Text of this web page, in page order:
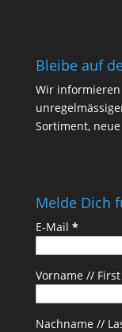
Bleibe auf
Wir
Sortiment,
Melde Dich
E-Mail *
Vorname //
Nachname //